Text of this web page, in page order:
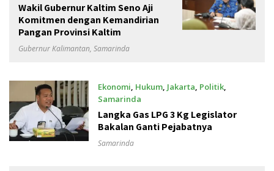
Maret 18, 2025
Wakil Gubernur Kaltim Seno Aji
Komitmen dengan Kemandirian
Pangan Provinsi Kaltim
Gubernur Kalimantan, Samarinda
Ekonomi, Hukum, Jakarta, Politik,
Samarinda
Januari 31, 2025
Langka Gas LPG 3 Kg Legislator
Bakalan Ganti Pejabatnya
Samarinda